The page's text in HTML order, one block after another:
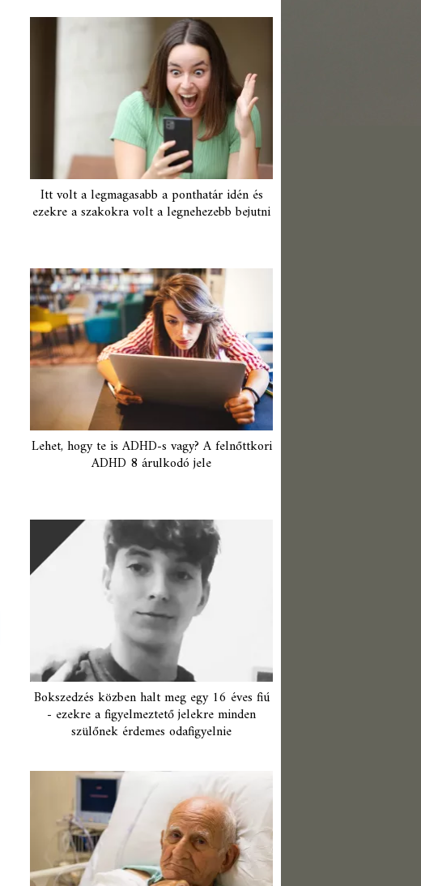
Itt volt a legmagasabb a ponthatár idén és
ezekre a szakokra volt a legnehezebb bejutni
Lehet, hogy te is ADHD-s vagy? A felnőttkori
ADHD 8 árulkodó jele
Bokszedzés közben halt meg egy 16 éves fiú
- ezekre a figyelmeztető jelekre minden
szülőnek érdemes odafigyelnie